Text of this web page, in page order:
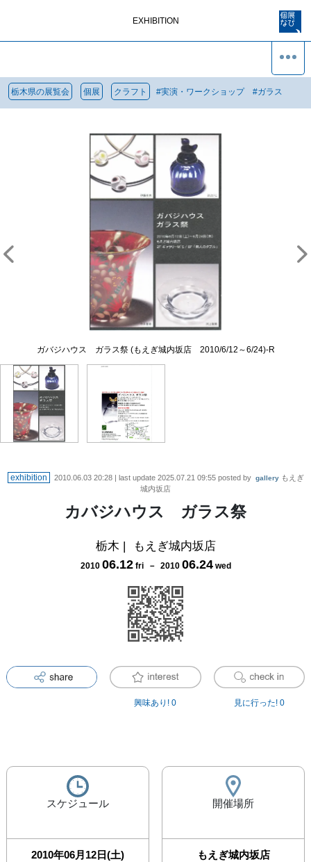
EXHIBITION
栃木県の展覧会 個展 クラフト #実演・ワークショップ #ガラス
ガバジハウス ガラス祭 (もえぎ城内坂店 2010/6/12～6/24)-R
ガバジハウス ガラス祭 (もえぎ城内坂店 2010/6/12～6/24)-F
exhibition 2010.06.03 20:28| last update 2025.07.21 09:55posted by gallery もえぎ
城内坂店
カバジハウス ガラス祭
栃木 | もえぎ城内坂店
2010 06.12 fri－ 2010 06.24 wed
興味あり! 0 見に行った! 0
スケジュール
2010年06月12日(土)
開催場所
もえぎ城内坂店